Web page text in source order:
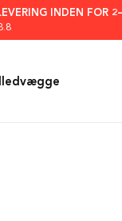
INDEN FOR